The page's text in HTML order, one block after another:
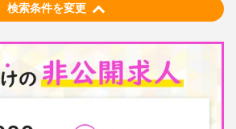
検索条件を変更